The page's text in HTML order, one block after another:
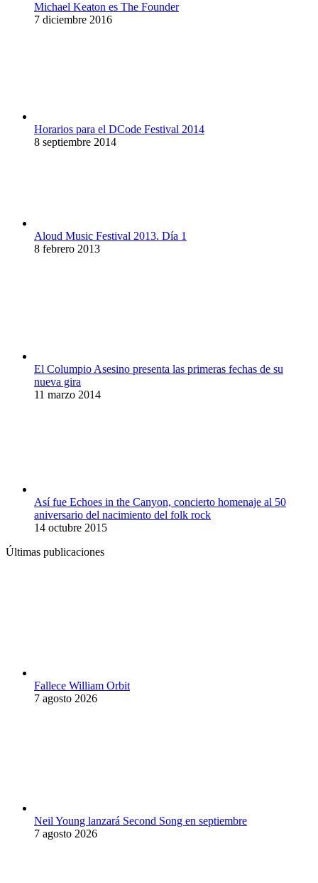
Michael Keaton es The Founder
7 diciembre 2016
Horarios para el DCode Festival 2014
8 septiembre 2014
Aloud Music Festival 2013. Día 1
8 febrero 2013
El Columpio Asesino presenta las primeras fechas de su
nueva gira
11 marzo 2014
Así fue Echoes in the Canyon, concierto homenaje al 50
aniversario del nacimiento del folk rock
14 octubre 2015
Últimas publicaciones
Fallece William Orbit
7 agosto 2026
Neil Young lanzará Second Song en septiembre
7 agosto 2026